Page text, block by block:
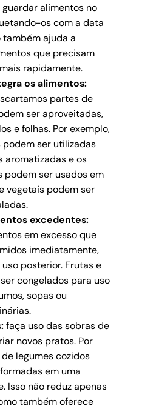
alimentos no
os com a data
também ajuda a
que precisam
rapidamente.
os alimentos:
partes de
ser aproveitadas,
e folhas. Por exemplo,
ser utilizadas
aromatizadas e os
podem ser usados em
vegetais podem ser
excedentes:
em excesso que
imediatamente,
posterior. Frutas e
congelados para uso
sopas ou
faça uso das sobras de
novos pratos. Por
legumes cozidos
em uma
Isso não reduz apenas
também oferece